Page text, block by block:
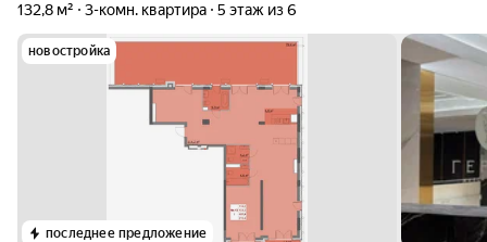
132,8 м²
3-комн. квартира 5 этаж из 6
новостройка
последнее предложение